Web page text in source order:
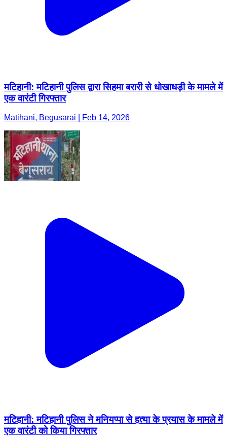
मटिहानी: मटिहानी पुलिस द्वारा सिहमा बरारी से धोखाधड़ी के मामले में
एक वारंटी गिरफ्तार
Matihani, Begusarai | Feb 14, 2026
मटिहानी: मटिहानी पुलिस ने मनियप्पा से हत्या के प्रयास के मामले में
एक वारंटी को किया गिरफ्तार